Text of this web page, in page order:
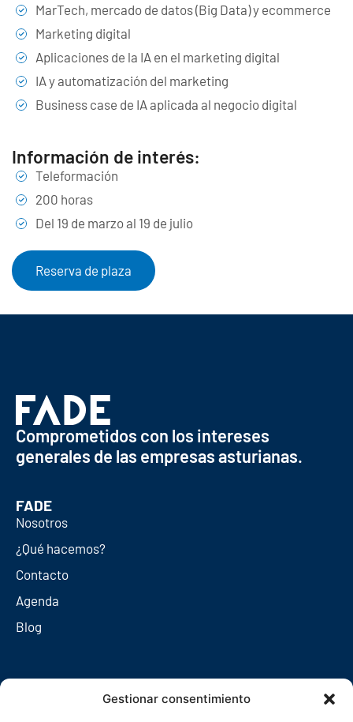
Gestionar consentimiento
MarTech, mercado de datos (Big Data) y ecommerce
Marketing digital
Aplicaciones de la IA en el marketing digital
IA y automatización del marketing
Business case de IA aplicada al negocio digital
Información de interés:
Teleformación
200 horas
Del 19 de marzo al 19 de julio
Reserva de plaza
Comprometidos con los intereses
generales de las empresas asturianas.
FADE
Nosotros
¿Qué hacemos?
Contacto
Agenda
Blog
Redes sociales